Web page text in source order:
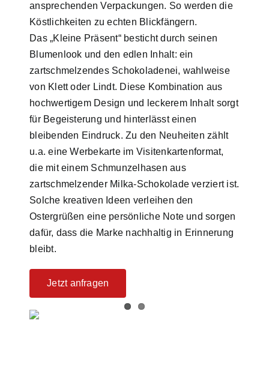
ansprechenden Verpackungen. So werden die
Köstlichkeiten zu echten Blickfängern.
Das „Kleine Präsent“ besticht durch seinen
Blumenlook und den edlen Inhalt: ein
zartschmelzendes Schokoladenei, wahlweise
von Klett oder Lindt. Diese Kombination aus
hochwertigem Design und leckerem Inhalt sorgt
für Begeisterung und hinterlässt einen
bleibenden Eindruck. Zu den Neuheiten zählt
u.a. eine Werbekarte im Visitenkartenformat,
die mit einem Schmunzelhasen aus
zartschmelzender Milka-Schokolade verziert ist.
Solche kreativen Ideen verleihen den
Ostergrüßen eine persönliche Note und sorgen
dafür, dass die Marke nachhaltig in Erinnerung
bleibt.
Jetzt anfragen